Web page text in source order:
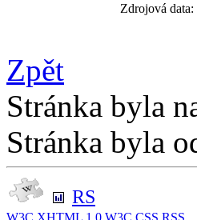
Zdrojová data:
Zpět
Stránka byla
Stránka byla
RS
W3C XHTML 1.0 W3C CSS RSS